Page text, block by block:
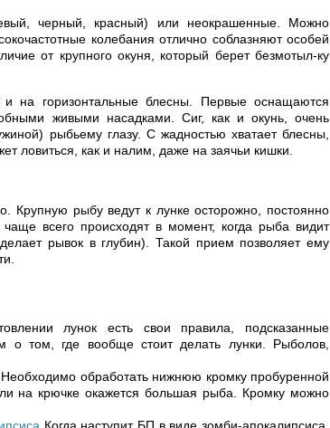
черный, красный) или неокрашенные. Можно
колебания отлично соблазняют особей
от крупного окуня, который берет безмотыл-ку
и на горизонтальные блесны. Первые оснащаются
живыми насадками. Сиг, как и окунь, очень
рыбьему глазу. С жадностью хватает блесны,
ловиться, как и налим, даже на заячьи кишки.
Крупную рыбу ведут к лунке осторожно, постоянно
всего происходят в момент, когда рыба видит
рывок в глубин). Такой прием позволяет ему
лунок есть свои правила, подсказанные
о том, где вообще стоит делать лунки. Рыболов,
Необходимо обработать нижнюю кромку пробуренной
на крючке окажется большая рыба. Кромку можно